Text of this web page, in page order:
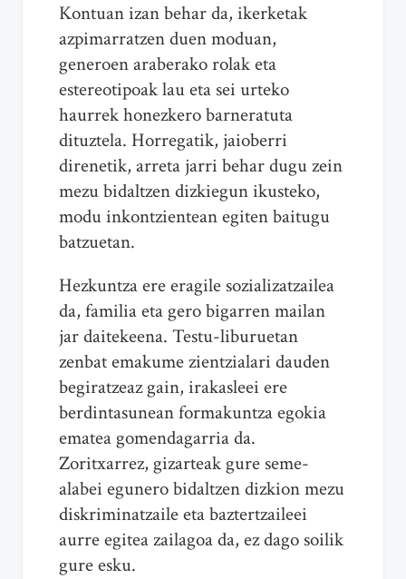
Kontuan izan behar da, ikerketak
azpimarratzen duen moduan,
generoen araberako rolak eta
estereotipoak lau eta sei urteko
haurrek honezkero barneratuta
dituztela. Horregatik, jaioberri
direnetik, arreta jarri behar dugu zein
mezu bidaltzen dizkiegun ikusteko,
modu inkontzientean egiten baitugu
batzuetan.
Hezkuntza ere eragile sozializatzailea
da, familia eta gero bigarren mailan
jar daitekeena. Testu-liburuetan
zenbat emakume zientzialari dauden
begiratzeaz gain, irakasleei ere
berdintasunean formakuntza egokia
ematea gomendagarria da.
Zoritxarrez, gizarteak gure seme-
alabei egunero bidaltzen dizkion mezu
diskriminatzaile eta baztertzaileei
aurre egitea zailagoa da, ez dago soilik
gure esku.